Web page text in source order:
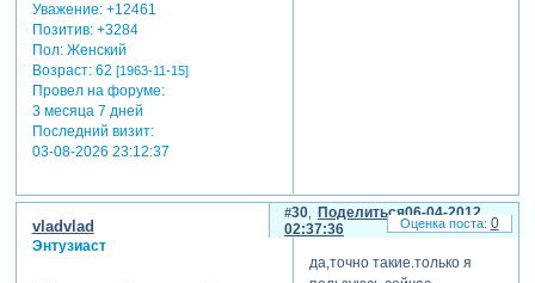
Уважение: +12461
Позитив: +3284
Пол:Женский
Возраст:62 [1963-11-15]
Провел на форуме:
3 месяца 7 дней
Последний визит:
03-08-2026 23:12:37
Поделиться
30
06-04-2012
02:37:36
vladvlad
Энтузиаст
да,точно такие.только я
0